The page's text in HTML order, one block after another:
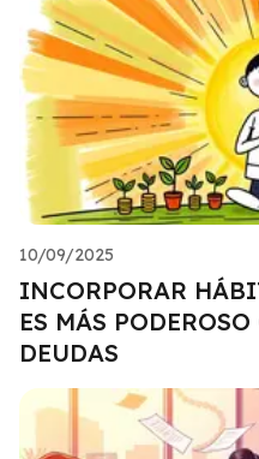
10/09/2025
INCORPORAR
ES MÁS
DEUDAS